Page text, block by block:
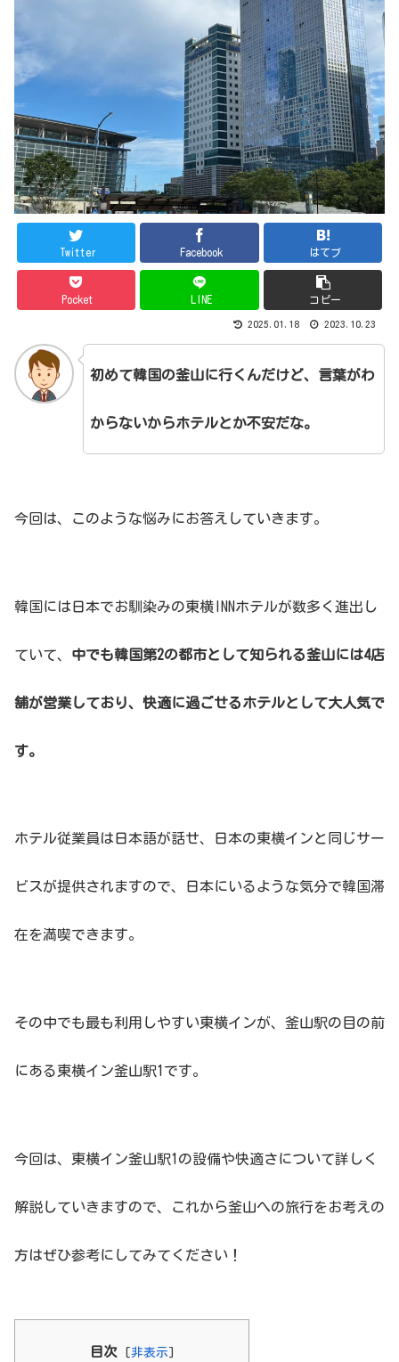
Twitter Facebook はてブ
Pocket LINE コピー
2025.01.18 2023.10.23
初めて韓国の釜山に行くんだけど、言葉がわ
からないからホテルとか不安だな。
今回は、このような悩みにお答えしていきます。
韓国には日本でお馴染みの東横INNホテルが数多く進出し
ていて、 中でも韓国第2の都市として知られる釜山には4店
舗が営業しており、快適に過ごせるホテルとして大人気で
す。
ホテル従業員は日本語が話せ、日本の東横インと同じサー
ビスが提供されますので、日本にいるような気分で韓国滞
在を満喫できます。
その中でも最も利用しやすい東横インが、釜山駅の目の前
にある東横イン釜山駅1です。
今回は、東横イン釜山駅1の設備や快適さについて詳しく
解説していきますので、これから釜山への旅行をお考えの
方はぜひ参考にしてみてください！
目次 [非表示]